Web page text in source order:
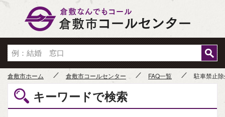
倉敷市ホーム 倉敷市コールセンター FAQ一覧 駐車禁止
キーワードで検索